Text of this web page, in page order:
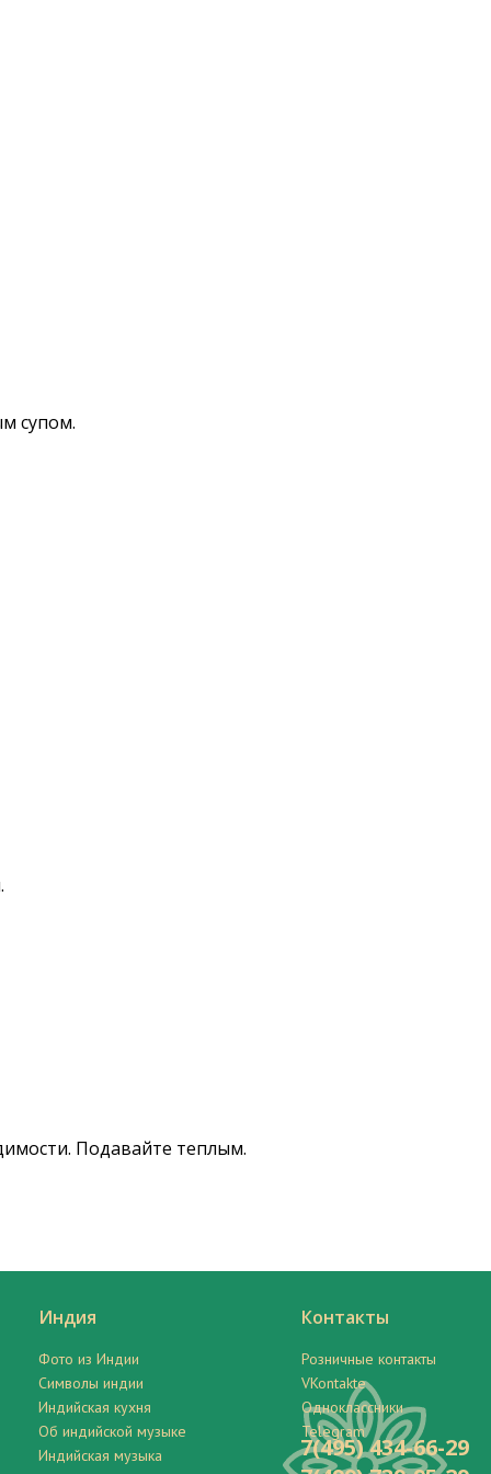
супом.
Подавайте теплым.
Индия
Фото из Индии
Символы индии
Индийская кухня
Об индийской музыке
Индийская музыка
Контакты
Розничные контакты
VKontakte
Одноклассники
Telegram
7(495) 434-66-29